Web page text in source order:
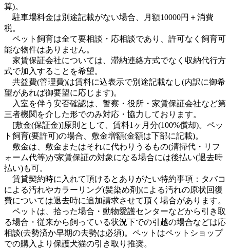
算)。
駐車場料金は別途記載がない場合、月額10000円＋消費
税。
ペット飼育は全て要相談・応相談であり、許可なく飼育可
能な物件はありません。
家賃保証会社については、滞納連絡方式でなく収納代行方
式で加入することを希望。
共益費(管理費)は賃料に込表示で別途記載なし(内訳に御希
望があれば御要望に応じます)。
入室を伴う安否確認は、警察・役所・家賃保証会社など第
三者機関を介した形でのみ対応・協力しております。
[敷金(保証金)]原則として、賃料1ヶ月分(100%償却)。ペッ
ト飼育(要許可)の場合、敷金増額(金額は下部に記載)。
敷金は、敷金またはそれに代わりうるもの(清掃代・リフ
ォーム代等)が家賃保証の対象になる場合には後払い(退去時
払い)も可。
賃貸契約時に入れて頂けるとありがたい特約事項：タバコ
による汚れやカラーリング(髪染め剤)による汚れの原状回復
費については退去時に追加請求させて頂く場合があります。
ペットは、拾った場合・動物愛護センターなどから引き取
る場合・従来から飼っている状況下での引越の場合などは応
相談(去勢済か早期の去勢は必須)。ペットはペットショップ
での購入より保護犬猫の引き取り推奨。